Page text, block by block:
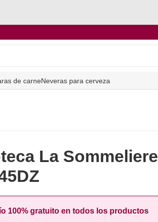
de carneNeveras para cerveza
La Sommeliere
100% gratuito en todos los productos